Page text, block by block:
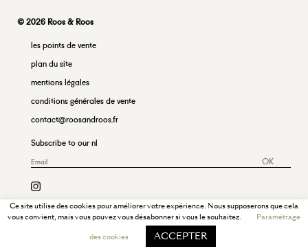
© 2026 Roos & Roos
les points de vente
plan du site
mentions légales
conditions générales de vente
contact@roosandroos.fr
Subscribe to our nl
OK
Ce site utilise des cookies pour améliorer votre expérience. Nous supposerons que cela
vous convient, mais vous pouvez vous désabonner si vous le souhaitez.
Paramétrage
des cookies
ACCEPTER